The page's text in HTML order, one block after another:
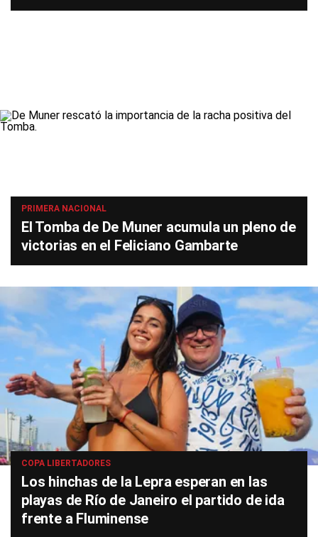
PRIMERA NACIONAL
El Tomba de De Muner acumula un pleno de
victorias en el Feliciano Gambarte
COPA LIBERTADORES
Los hinchas de la Lepra esperan en las
playas de Río de Janeiro el partido de ida
frente a Fluminense